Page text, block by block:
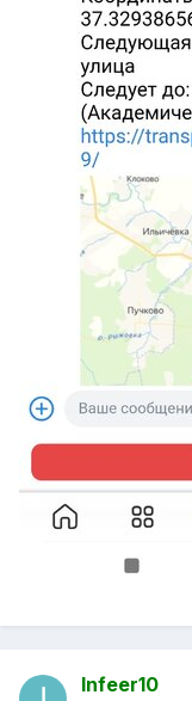
Infeer10